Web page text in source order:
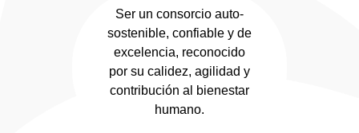
Ser un consorcio auto-
sostenible, confiable y de
excelencia, reconocido
por su calidez, agilidad y
contribución al bienestar
humano.